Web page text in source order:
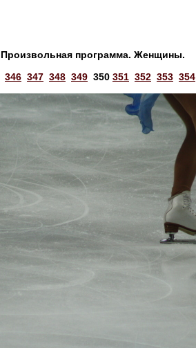
Произвольная программа. Женщины.
346 347 348 349 350 351 352 353 354